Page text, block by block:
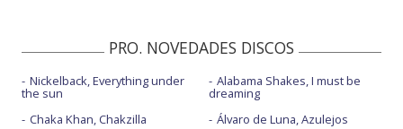
PRO. NOVEDADES DISCOS
Nickelback, Everything under
the sun
Chaka Khan, Chakzilla
Alabama Shakes, I must be
dreaming
Álvaro de Luna, Azulejos